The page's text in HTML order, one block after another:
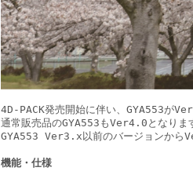
4D-PACK発売開始に伴い、GYA553が
通常販売品のGYA553もVer4.0となりま
GYA553 Ver3.x以前のバージョンから
機能・仕様